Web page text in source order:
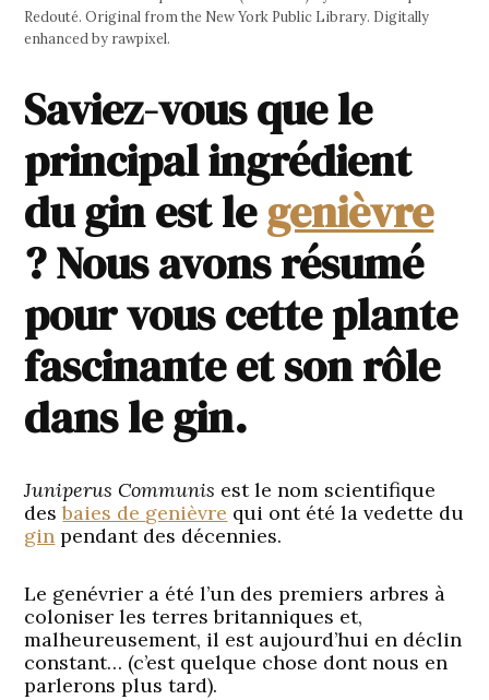
Redouté. Original from the New York Public Library. Digitally
enhanced by rawpixel.
Saviez-vous que le
principal ingrédient
du gin est legenièvre
? Nous avons résumé
pour vous cette plante
fascinante et son rôle
dans le gin.
Juniperus Communis est le nom scientifique
desbaies de genièvre qui ont été la vedette du
gin pendant des décennies.
Le genévrier a été l’un des premiers arbres à
coloniser les terres britanniques et,
malheureusement, il est aujourd’hui en déclin
constant… (c’est quelque chose dont nous en
parlerons plus tard).